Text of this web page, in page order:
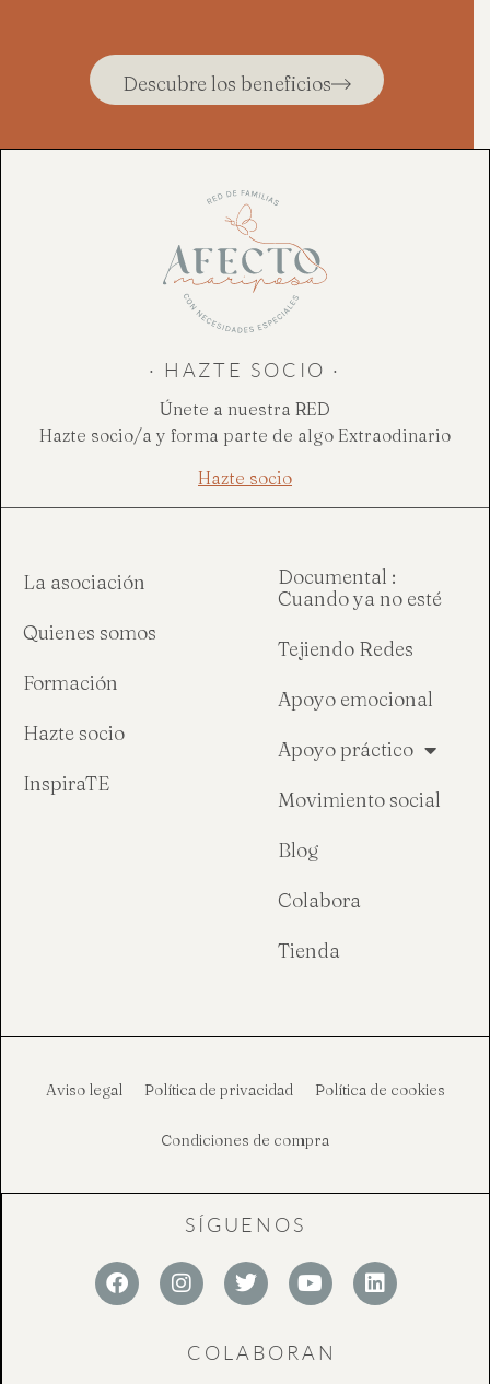
Descubre los beneficios
· HAZTE SOCIO ·
Únete a nuestra RED
Hazte socio/a y forma parte de algo Extraodinario
Hazte socio
La asociación
Quienes somos
Formación
Hazte socio
InspiraTE
Documental :
Cuando ya no esté
Tejiendo Redes
Apoyo emocional
Apoyo práctico
Movimiento social
Blog
Colabora
Tienda
Aviso legal Política de privacidad Política de cookies
Condiciones de compra
SÍGUENOS
F
a
c
I
n
s
a
T
w
i
t
Y
o
u
u
L
i
n
COLABORAN